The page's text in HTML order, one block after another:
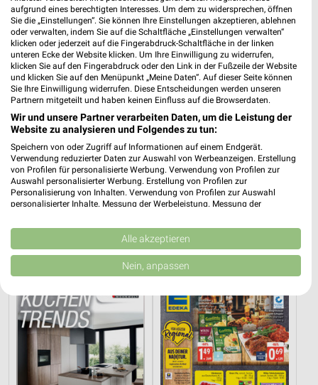
36,4 km 36,4 km
Gültig bis Fr. 21.08.
EDEKA
aufgrund eines berechtigten Interesses. Um dem zu widersprechen, öffnen
Sie die „Einstellungen“. Sie können Ihre Einstellungen akzeptieren, ablehnen
oder verwalten, indem Sie auf die Schaltfläche „Einstellungen verwalten“
klicken oder jederzeit auf die Fingerabdruck-Schaltfläche in der linken
unteren Ecke der Website klicken. Um Ihre Einwilligung zu widerrufen,
klicken Sie auf den Fingerabdruck oder den Link in der Fußzeile der Website
und klicken Sie auf den Menüpunkt „Meine Daten“. Auf dieser Seite können
Sie Ihre Einwilligung widerrufen. Diese Entscheidungen werden unseren
Partnern mitgeteilt und haben keinen Einfluss auf die Browserdaten.
Wir und unsere Partner verarbeiten Daten, um die Leistung der
Website zu analysieren und Folgendes zu tun:
Speichern von oder Zugriff auf Informationen auf einem Endgerät.
Verwendung reduzierter Daten zur Auswahl von Werbeanzeigen. Erstellung
von Profilen für personalisierte Werbung. Verwendung von Profilen zur
Auswahl personalisierter Werbung. Erstellung von Profilen zur
Personalisierung von Inhalten. Verwendung von Profilen zur Auswahl
personalisierter Inhalte. Messung der Werbeleistung. Messung der
Kombinationen von Daten aus verschiedenen Quellen. Entwicklung und
Verbesserung der Angebote. Verwendung reduzierter Daten zur Auswahl
von Inhalten.
Daten können außerhalb der Europäischen Union weitergegeben und in die
USA gesendet werden.
Website/App.
Partnerliste anzeigen (1 IAB-Anbieter)
Wir nutzen Ihre Daten für folgende Zwecke:
IAB-Verarbeitungszwecke:
Speichern von oder Zugriff auf Informationen
Alle akzeptieren
Nein, anpassen